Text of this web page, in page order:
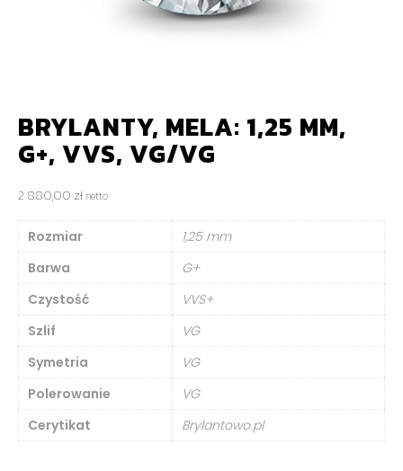
BRYLANTY, MELA: 1,25 MM,
G+, VVS, VG/VG
2 880,00 zł netto
Rozmiar
1,25 mm
Barwa
G+
Czystość
VVS+
Szlif
VG
Symetria
VG
Polerowanie
VG
Cerytikat
Brylantowo.pl